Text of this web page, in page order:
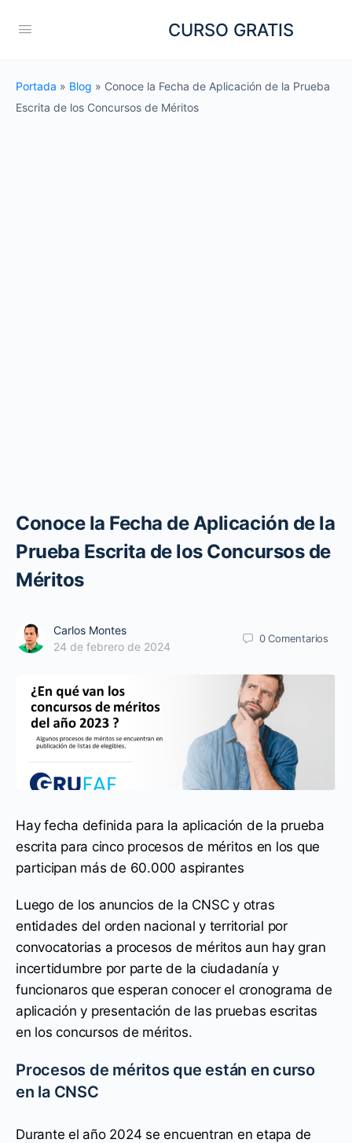
CURSO GRATIS
Portada » Blog » Conoce la Fecha de Aplicación de la Prueba
Escrita de los Concursos de Méritos
Conoce la Fecha de Aplicación de la
Prueba Escrita de los Concursos de
Méritos
Carlos Montes
24 de febrero de 2024
0Comentarios
Hay fecha definida para la aplicación de la prueba
escrita para cinco procesos de méritos en los que
participan más de 60.000 aspirantes
Luego de los anuncios de la CNSC y otras
entidades del orden nacional y territorial por
convocatorias a procesos de méritos aun hay gran
incertidumbre por parte de la ciudadanía y
funcionaros que esperan conocer el cronograma de
aplicación y presentación de las pruebas escritas
en los concursos de méritos.
Procesos de méritos que están en curso
en la CNSC
Durante el año 2024 se encuentran en etapa de